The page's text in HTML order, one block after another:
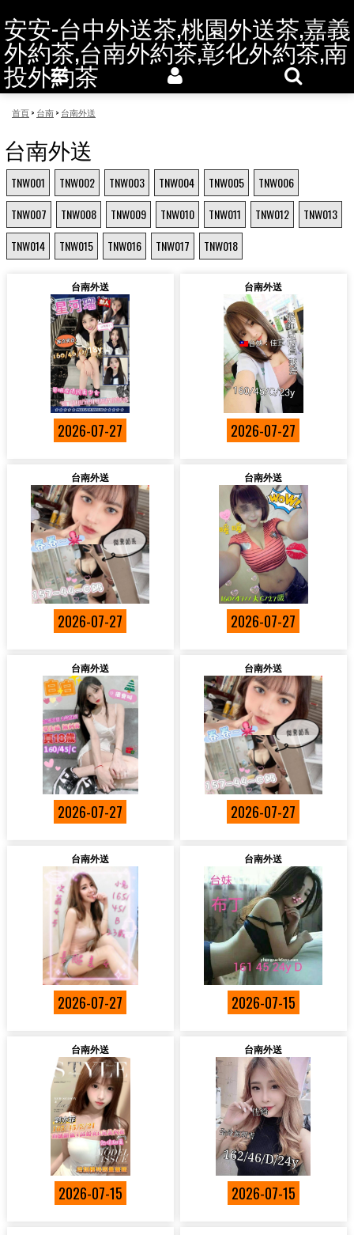
安安-台中外送茶,桃園外送茶,嘉義
外約茶,台南外約茶,彰化外約茶,南
投外約茶
首頁> 台南> 台南外送
台南外送
TNW001 TNW002 TNW003 TNW004 TNW005
TNW006
TNW007
TNW008 TNW009 TNW010 TNW011 TNW012
TNW013
TNW014
TNW015 TNW016 TNW017 TNW018
台南外送
2026-07-27
台南外送
2026-07-27
台南外送
2026-07-27
台南外送
2026-07-27
台南外送
2026-07-27
台南外送
2026-07-27
台南外送
2026-07-27
台南外送
2026-07-15
台南外送
2026-07-15
台南外送
2026-07-15